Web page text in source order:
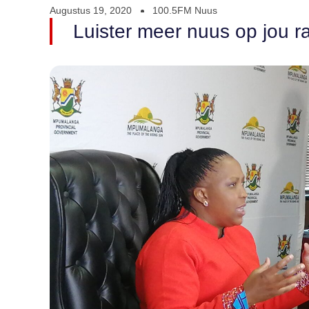
Augustus 19, 2020 100.5FM Nuus
Luister meer nuus op jou